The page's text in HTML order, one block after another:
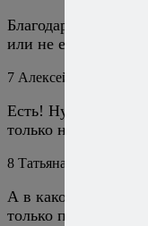
Благодарю за
или не есть, вот в
7 Алексей Онегин
Есть! Ну как
только не в чистом
8 Татьяна
А в какой момент
только про панцири